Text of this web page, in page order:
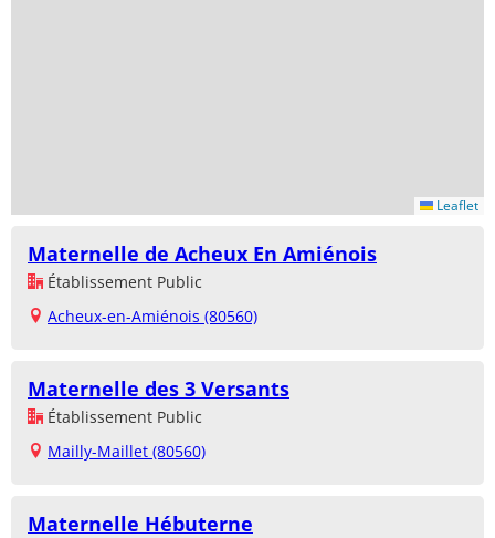
Leaflet
Maternelle de Acheux En Amiénois
Établissement Public
Acheux-en-Amiénois (80560)
Maternelle des 3 Versants
Établissement Public
Mailly-Maillet (80560)
Maternelle Hébuterne